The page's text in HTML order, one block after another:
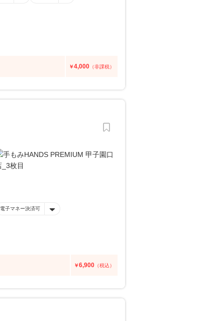
￥4,000 （非課税）
電子マネー決済可
￥6,900 （税込）